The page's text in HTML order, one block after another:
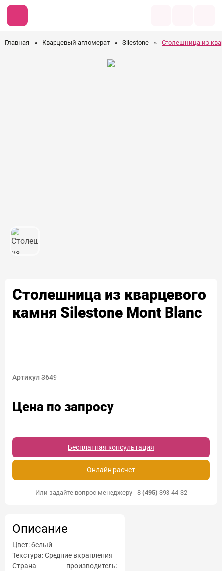
Главная » Кварцевый агломерат » Silestone » Столешница из
Столешница из кварцевого
камня Silestone Mont Blanc
Артикул 3649
Цена по запросу
Бесплатная консультация
Онлайн расчет
Или задайте вопрос менеджеру - 8 (495) 393-44-32
Описание
Цвет: белый
Текстура: Средние вкрапления
Страна производитель: